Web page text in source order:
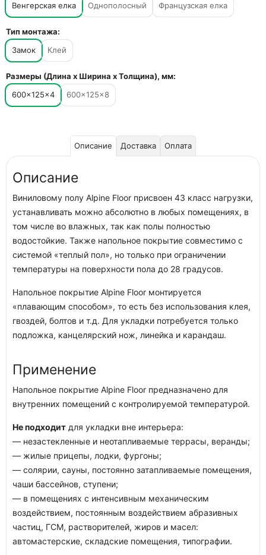
Венгерская елка
Однополосный Французская елка
Тип монтажа:
Замок
Клей
Размеры (Длина х Ширина х Толщина), мм:
600×125×4
600×125×8
Описание Доставка Оплата
Описание
Виниловому полу Alpine Floor присвоен 43 класс нагрузки,
устанавливать можно абсолютно в любых помещениях, в
том числе во влажных, так как полы полностью
водостойкие. Также напольное покрытие совместимо с
системой «теплый пол», но только при ограничении
температуры на поверхности пола до 28 градусов.
Напольное покрытие Alpine Floor монтируется
«плавающим способом», то есть без использования клея,
гвоздей, болтов и т.д. Для укладки потребуется только
подложка, канцелярский нож, линейка и карандаш.
Применение
Напольное покрытие Alpine Floor предназначено для
внутренних помещений с контролируемой температурой.
Не подходит для укладки вне интерьера:
— незастекленные и неотапливаемые террасы, веранды;
— жилые прицепы, лодки, фургоны;
— солярии, сауны, постоянно затапливаемые помещения,
чаши бассейнов, ступени;
— в помещениях с интенсивным механическим
воздействием, постоянным воздействием абразивных
частиц, ГСМ, растворителей, жиров и масел:
автомастерские, складские помещения, типографии.